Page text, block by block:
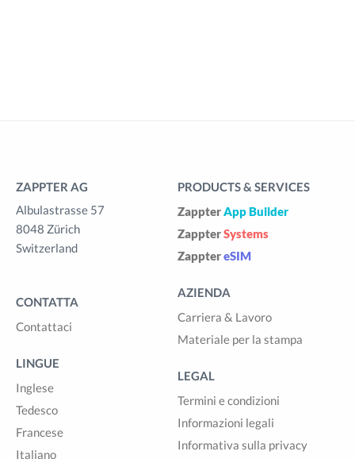
ZAPPTER AG
Albulastrasse 57
8048 Zürich
Switzerland
CONTATTA
Contattaci
LINGUE
Inglese
Tedesco
Francese
Italiano
PRODUCTS & SERVICES
ZappterApp Builder
ZappterSystems
ZapptereSIM
AZIENDA
Carriera & Lavoro
Materiale per la stampa
LEGAL
Termini e condizioni
Informazioni legali
Informativa sulla privacy